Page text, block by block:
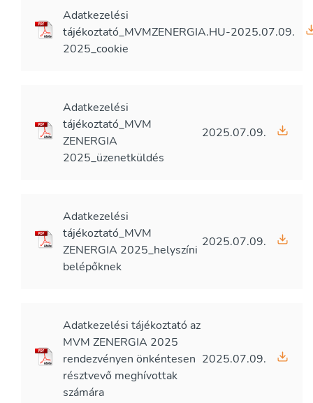
Adatkezelési
tájékoztató_MVMZENERGIA.HU-
2025_cookie
2025.07.09.
Adatkezelési
tájékoztató_MVM
ZENERGIA
2025_üzenetküldés
2025.07.09.
Adatkezelési
tájékoztató_MVM
ZENERGIA 2025_helyszíni
belépőknek
2025.07.09.
Adatkezelési tájékoztató az
MVM ZENERGIA 2025
rendezvényen önkéntesen
résztvevő meghívottak
számára
2025.07.09.